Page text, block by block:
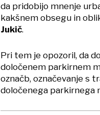
da pridobijo mnenje
kakšnem obsegu in
Jukič.
Pri tem je opozoril, da
določenem parkirnem
označb, označevanje s
določenega parkirnega